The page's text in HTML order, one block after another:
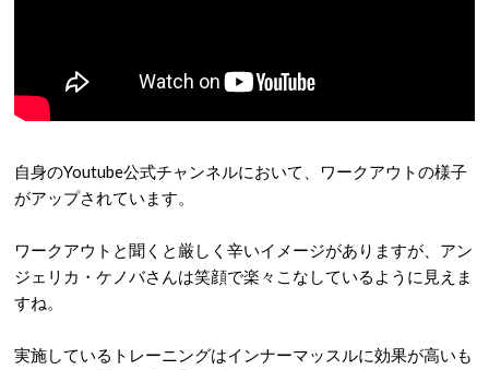
自身のYoutube公式チャンネルにおいて、ワークアウトの様子
がアップされています。
ワークアウトと聞くと厳しく辛いイメージがありますが、アン
ジェリカ・ケノバさんは笑顔で楽々こなしているように見えま
すね。
実施しているトレーニングはインナーマッスルに効果が高いも